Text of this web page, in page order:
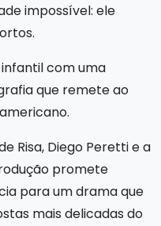
impossível: ele
com uma
que remete ao
Risa, Diego Peretti e a
promete
para um drama que
mais delicadas do